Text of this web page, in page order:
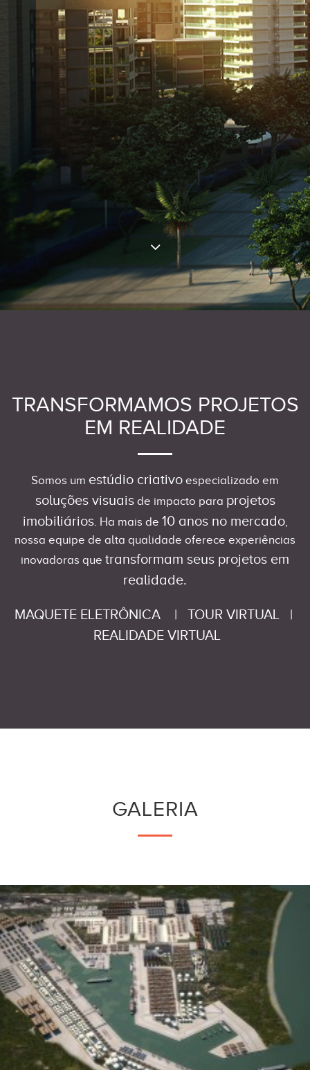
TRANSFORMAMOS PROJETOS
EM REALIDADE
Somos um estúdio criativo especializado em
soluções visuaisde impacto para projetos
imobiliários. Ha mais de 10 anos no mercado,
nossa equipe de alta qualidade oferece experiências
inovadoras que transformam seus projetos em
realidade.
MAQUETE ELETRÔNICA | TOUR VIRTUAL
|
REALIDADE VIRTUAL
GALERIA